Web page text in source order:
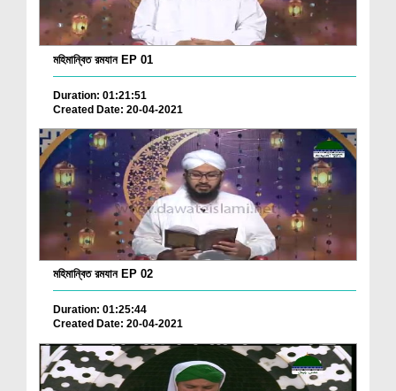
মহিমান্বিত রমযান EP 01
Duration: 01:21:51
Created Date: 20-04-2021
মহিমান্বিত রমযান EP 02
Duration: 01:25:44
Created Date: 20-04-2021